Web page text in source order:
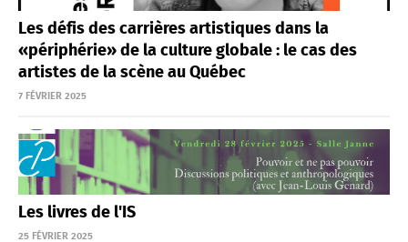
Les défis des carrières artistiques dans la
«périphérie» de la culture globale : le cas des
artistes de la scène au Québec
7 FÉVRIER 2025
Les livres de l'IS
25 FÉVRIER 2025